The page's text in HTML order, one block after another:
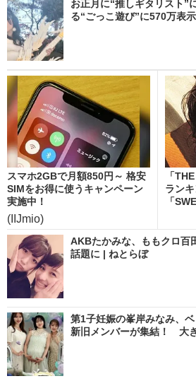
お正月に“推しギタリスト
る“ごっこ遊び”に570万表
スマホ2GBで月額850円～ 格安
SIMをお得に使うキャンペーン
実施中！
(IIJmio)
「
ラン
「
AKBたかみな、ももクロ百
話題に | ねとらぼ
第1子妊娠の峯岸みなみ、
新旧メンバーが集結！ 大